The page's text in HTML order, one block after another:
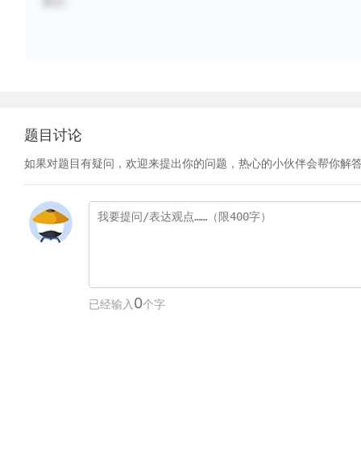
题目讨论
如果对题目有疑问，欢迎来提出你的问题，热心的小伙伴会帮你解
已经输入 0个字